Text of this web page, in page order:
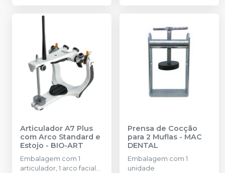
Articulador A7 Plus
com Arco Standard e
Estojo - BIO-ART
Embalagem com 1
articulador, 1 arco facial
Prensa de Cocção
para 2 Muflas - MAC
DENTAL
Embalagem com 1
unidade